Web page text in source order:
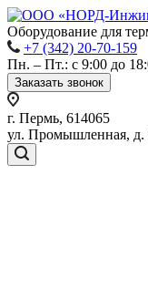
Оборудование для
+7 (342) 20-70-159
Пн. – Пт.: с 9:00 до
Заказать звонок
г. Пермь, 614065
ул. Промышленная, д.